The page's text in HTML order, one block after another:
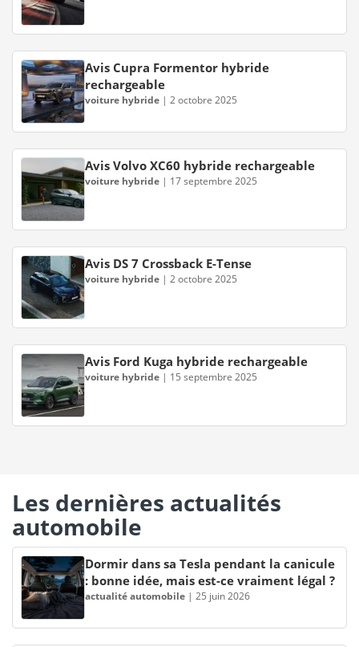
Avis Cupra Formentor hybride
rechargeable
voiture hybride | 2 octobre 2025
Avis Volvo XC60 hybride rechargeable
voiture hybride | 17 septembre 2025
Avis DS 7 Crossback E-Tense
voiture hybride | 2 octobre 2025
Avis Ford Kuga hybride rechargeable
voiture hybride | 15 septembre 2025
Les dernières actualités
automobile
Dormir dans sa Tesla pendant la canicule
: bonne idée, mais est-ce vraiment légal ?
actualité automobile | 25 juin 2026